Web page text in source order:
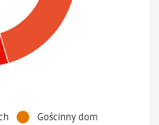
Gościnny dom